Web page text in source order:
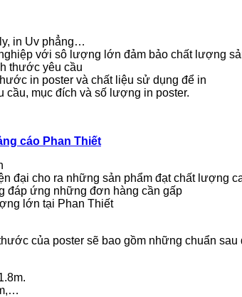
in Uv phẳng…
với sô lượng lớn đảm bảo chất lượng
thước yêu cầu
in poster và chất liệu sử dụng để in
cầu, mục đích và số lượng in poster.
cáo Phan Thiết
đại cho ra những sản phẩm đạt chất lượng
đáp ứng những đơn hàng cần gấp
lớn tại Phan Thiết
của poster sẽ bao gồm những chuẩn sau